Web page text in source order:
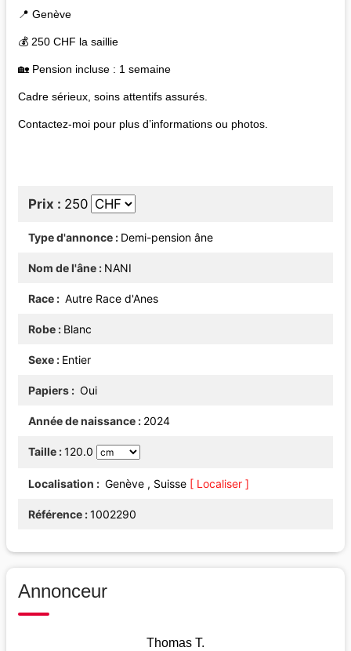
📍 Genève
💰 250 CHF la saillie
🏡 Pension incluse : 1 semaine
Cadre sérieux, soins attentifs assurés.
Contactez-moi pour plus d’informations ou photos.
Prix 250
Type d'annonce Demi-pension âne
Nom de l'âne NANI
Race Autre Race d'Anes
Robe Blanc
Sexe Entier
Papiers Oui
Année de naissance 2024
Taille 120.0
Localisation Genève , Suisse [ Localiser ]
Référence 1002290
Annonceur
Thomas T.